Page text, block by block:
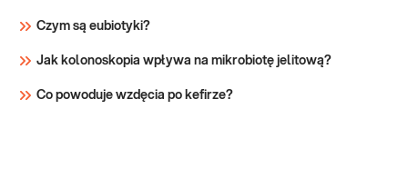
Czym są eubiotyki?
Jak kolonoskopia wpływa na mikrobiotę jelitową?
Co powoduje wzdęcia po kefirze?